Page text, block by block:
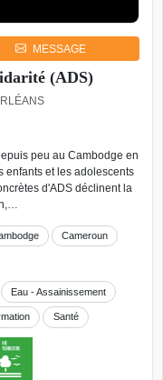
MESSAGE
(ADS)
peu au Cambodge en
enfants et les adolescents
d'ADS déclinent la
Cameroun
Eau - Assainissement
Santé